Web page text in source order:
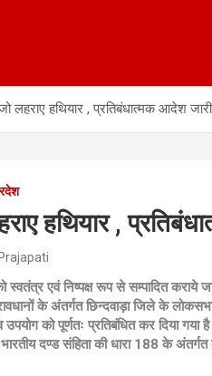
लहराए हथियार , प्रतिबंधात्मक आदेश
हथियार ,
एवं निष्पक्ष रूप से सम्पादित कराये
के अंतर्गत छिन्दवाड़ा जिले के
को पूर्णतः प्रतिबंधित कर दिया
दण्ड संहिता की धारा 188 के